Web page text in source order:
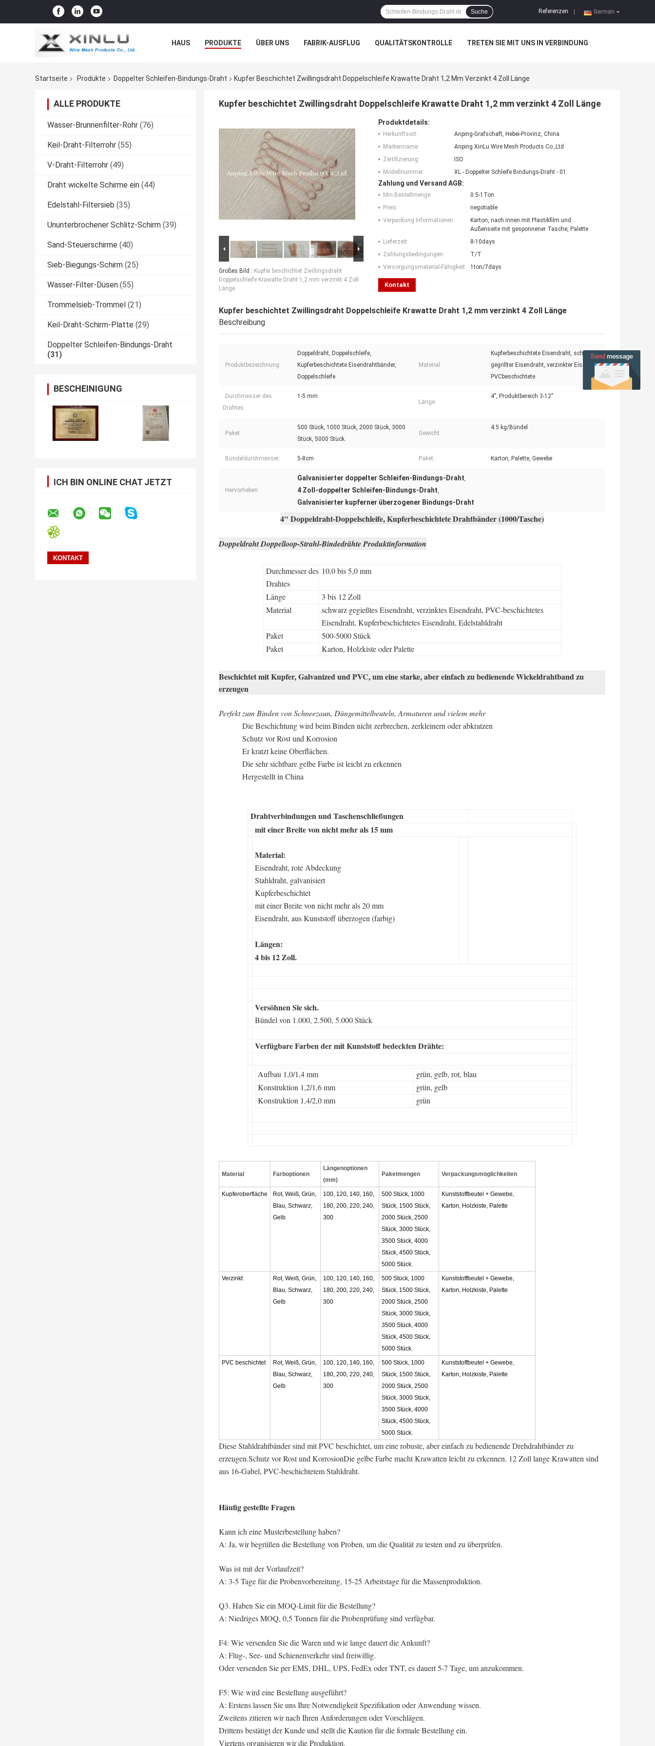
German
Referenzen
Suche
HAUS PRODUKTE ÜBER UNS FABRIK-AUSFLUG QUALITÄTSKONTROLLE TRETEN SIE MIT UNS IN VERBINDUNG
Startseite
Produkte Doppelter Schleifen-Bindungs-Draht Kupfer Beschichtet Zwillingsdraht Doppelschleife Krawatte Draht 1,2 Mm Verzinkt 4 Zoll Länge
ALLE PRODUKTE
Wasser-Brunnenfilter-Rohr (76)
Keil-Draht-Filterrohr (55)
V-Draht-Filterrohr (49)
Draht wickelte Schirme ein (44)
Edelstahl-Filtersieb (35)
Ununterbrochener Schlitz-Schirm (39)
Sand-Steuerschirme (40)
Sieb-Biegungs-Schirm (25)
Wasser-Filter-Düsen (55)
Trommelsieb-Trommel (21)
Keil-Draht-Schirm-Platte (29)
Doppelter Schleifen-Bindungs-Draht
(31)
BESCHEINIGUNG
ICH BIN ONLINE CHAT JETZT
Kupfer beschichtet Zwillingsdraht Doppelschleife Krawatte Draht 1,2 mm verzinkt 4 Zoll Länge
Großes Bild : Kupfer beschichtet Zwillingsdraht
Doppelschleife Krawatte Draht 1,2 mm verzinkt 4 Zoll
Länge
Produktdetails:
Herkunftsort:
Anping-Grafschaft, Hebei-Provinz, China
Markenname:
Anping XinLu Wire Mesh Products Co.,Ltd
Zertifizierung:
ISO
Modellnummer:
XL - Doppelter Schleife Bindungs-Draht - 01
Zahlung und Versand AGB:
Min Bestellmenge:
0.5-1Ton
Preis:
negotiable
Verpackung Informationen:
Karton, nach innen mit Plastikfilm und
Außenseite mit gesponnener Tasche, Palette
Lieferzeit:
8-10days
Zahlungsbedingungen:
T/T
Versorgungsmaterial-Fähigkeit:
1ton/7days
Kontakt
Kupfer beschichtet Zwillingsdraht Doppelschleife Krawatte Draht 1,2 mm verzinkt 4 Zoll Länge
Beschreibung
Produktbezeichnung:
Doppeldraht, Doppelschleife,
Kupferbeschichtete Eisendrahtbänder,
Doppelschleife
Material:
Kupferbeschichtete Eisendraht, schwarz
gegrillter Eisendraht, verzinkter Eisendraht,
PVCbeschichtete
Durchmesser des
Drahtes:
1-5 mm
Länge:
4", Produktbereich 3-12"
Paket:
500 Stück, 1000 Stück, 2000 Stück, 3000
Stück, 5000 Stück.
Gewicht:
4.5 kg/Bündel
Bündeldurchmesser: 5-8cm Paket: Karton, Palette, Gewebe
Hervorheben:
Galvanisierter doppelter Schleifen-Bindungs-Draht,
4 Zoll-doppelter Schleifen-Bindungs-Draht,
Galvanisierter kupferner überzogener Bindungs-Draht
4" Doppeldraht-Doppelschleife, Kupferbeschichtete Drahtbänder (1000/Tasche)
Doppeldraht Doppelloop-Strahl-Bindedrähte Produktinformation
Durchmesser des
Drahtes
10,0 bis 5,0 mm
Länge
3 bis 12 Zoll
Material
schwarz gegießtes Eisendraht, verzinktes Eisendraht, PVC-beschichtetes
Eisendraht, Kupferbeschichtetes Eisendraht, Edelstahldraht
Paket
500-5000 Stück
Paket
Karton, Holzkiste oder Palette
Beschichtet mit Kupfer, Galvanized und PVC, um eine starke, aber einfach zu bedienende Wickeldrahtband zu
erzeugen
Perfekt zum Binden von Schneezaun, Düngemittelbeuteln, Armaturen und vielem mehr
Die Beschichtung wird beim Binden nicht zerbrechen, zerkleinern oder abkratzen
Schutz vor Rost und Korrosion
Er kratzt keine Oberflächen.
Die sehr sichtbare gelbe Farbe ist leicht zu erkennen
Hergestellt in China
Drahtverbindungen und Taschenschließungen
mit einer Breite von nicht mehr als 15 mm
Material:
Eisendraht, rote Abdeckung
Stahldraht, galvanisiert
Kupferbeschichtet
mit einer Breite von nicht mehr als 20 mm
Eisendraht, aus Kunststoff überzogen (farbig)
Längen:
4 bis 12 Zoll.
Versöhnen Sie sich.
Bündel von 1.000, 2.500, 5.000 Stück
Verfügbare Farben der mit Kunststoff bedeckten Drähte:
Aufbau 1,0/1,4 mm
grün, gelb, rot, blau
Konstruktion 1,2/1,6 mm
grün, gelb
Konstruktion 1,4/2,0 mm
grün
Material Farboptionen
Längenoptionen
(mm)
Paketmengen Verpackungsmöglichkeiten
Kupferoberfläche
Rot, Weiß, Grün,
Blau, Schwarz,
Gelb
100, 120, 140, 160,
180, 200, 220, 240,
300
500 Stück, 1000
Stück, 1500 Stück,
2000 Stück, 2500
Stück, 3000 Stück,
3500 Stück, 4000
Stück, 4500 Stück,
5000 Stück.
Kunststoffbeutel + Gewebe,
Karton, Holzkiste, Palette
Verzinkt
Rot, Weiß, Grün,
Blau, Schwarz,
Gelb
100, 120, 140, 160,
180, 200, 220, 240,
300
500 Stück, 1000
Stück, 1500 Stück,
2000 Stück, 2500
Stück, 3000 Stück,
3500 Stück, 4000
Stück, 4500 Stück,
5000 Stück.
Kunststoffbeutel + Gewebe,
Karton, Holzkiste, Palette
PVC beschichtet
Rot, Weiß, Grün,
Blau, Schwarz,
Gelb
100, 120, 140, 160,
180, 200, 220, 240,
300
500 Stück, 1000
Stück, 1500 Stück,
2000 Stück, 2500
Stück, 3000 Stück,
3500 Stück, 4000
Stück, 4500 Stück,
5000 Stück.
Kunststoffbeutel + Gewebe,
Karton, Holzkiste, Palette
Diese Stahldrahtbänder sind mit PVC beschichtet, um eine robuste, aber einfach zu bedienende Drehdrahtbänder zu
erzeugen.Schutz vor Rost und KorrosionDie gelbe Farbe macht Krawatten leicht zu erkennen. 12 Zoll lange Krawatten sind
aus 16-Gabel, PVC-beschichtetem Stahldraht.
Häufig gestellte Fragen
Kann ich eine Musterbestellung haben?
A: Ja, wir begrüßen die Bestellung von Proben, um die Qualität zu testen und zu überprüfen.
Was ist mit der Vorlaufzeit?
A: 3-5 Tage für die Probenvorbereitung, 15-25 Arbeitstage für die Massenproduktion.
Q3. Haben Sie ein MOQ-Limit für die Bestellung?
A: Niedriges MOQ, 0,5 Tonnen für die Probenprüfung sind verfügbar.
F4: Wie versenden Sie die Waren und wie lange dauert die Ankunft?
A: Flug-, See- und Schienenverkehr sind freiwillig.
Oder versenden Sie per EMS, DHL, UPS, FedEx oder TNT, es dauert 5-7 Tage, um anzukommen.
F5: Wie wird eine Bestellung ausgeführt?
A: Erstens lassen Sie uns Ihre Notwendigkeit Spezifikation oder Anwendung wissen.
Zweitens zitieren wir nach Ihren Anforderungen oder Vorschlägen.
Drittens bestätigt der Kunde und stellt die Kaution für die formale Bestellung ein.
Viertens organisieren wir die Produktion.